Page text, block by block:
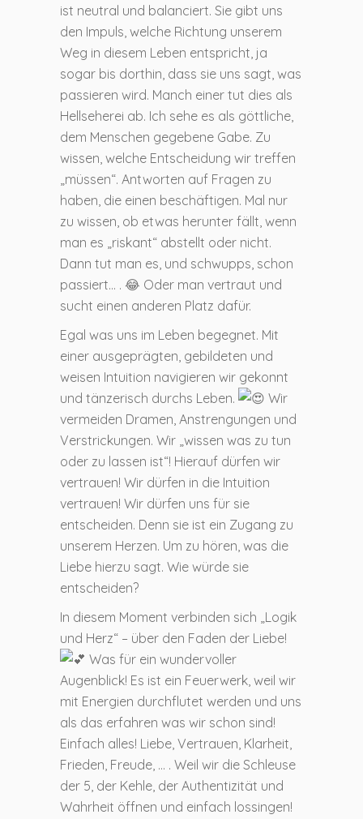
ist neutral und balanciert. Sie gibt uns
den Impuls, welche Richtung unserem
Weg in diesem Leben entspricht, ja
sogar bis dorthin, dass sie uns sagt, was
passieren wird. Manch einer tut dies als
Hellseherei ab. Ich sehe es als göttliche,
dem Menschen gegebene Gabe. Zu
wissen, welche Entscheidung wir treffen
„müssen“. Antworten auf Fragen zu
haben, die einen beschäftigen. Mal nur
zu wissen, ob etwas herunter fällt, wenn
man es „riskant“ abstellt oder nicht.
Dann tut man es, und schwupps, schon
passiert… . 😂 Oder man vertraut und
sucht einen anderen Platz dafür.
Egal was uns im Leben begegnet. Mit
einer ausgeprägten, gebildeten und
weisen Intuition navigieren wir gekonnt
und tänzerisch durchs Leben.
Wir
vermeiden Dramen, Anstrengungen und
Verstrickungen. Wir „wissen was zu tun
oder zu lassen ist“! Hierauf dürfen wir
vertrauen! Wir dürfen in die Intuition
vertrauen! Wir dürfen uns für sie
entscheiden. Denn sie ist ein Zugang zu
unserem Herzen. Um zu hören, was die
Liebe hierzu sagt. Wie würde sie
entscheiden?
In diesem Moment verbinden sich „Logik
und Herz“ – über den Faden der Liebe!
Was für ein wundervoller
Augenblick! Es ist ein Feuerwerk, weil wir
mit Energien durchflutet werden und uns
als das erfahren was wir schon sind!
Einfach alles! Liebe, Vertrauen, Klarheit,
Frieden, Freude, … . Weil wir die Schleuse
der 5, der Kehle, der Authentizität und
Wahrheit öffnen und einfach lossingen!